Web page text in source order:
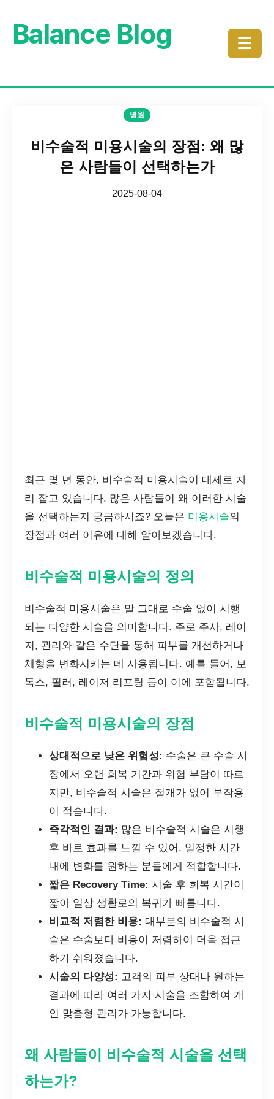
Balance Blog ☰
병원
비수술적 미용시술의 장점: 왜 많
은 사람들이 선택하는가
2025-08-04
최근 몇 년 동안, 비수술적 미용시술이 대세로 자
리 잡고 있습니다. 많은 사람들이 왜 이러한 시술
을 선택하는지 궁금하시죠? 오늘은 미용시술의
장점과 여러 이유에 대해 알아보겠습니다.
비수술적 미용시술의 정의
비수술적 미용시술은 말 그대로 수술 없이 시행
되는 다양한 시술을 의미합니다. 주로 주사, 레이
저, 관리와 같은 수단을 통해 피부를 개선하거나
체형을 변화시키는 데 사용됩니다. 예를 들어, 보
톡스, 필러, 레이저 리프팅 등이 이에 포함됩니다.
비수술적 미용시술의 장점
상대적으로 낮은 위험성: 수술은 큰 수술 시
장에서 오랜 회복 기간과 위험 부담이 따르
지만, 비수술적 시술은 절개가 없어 부작용
이 적습니다.
즉각적인 결과: 많은 비수술적 시술은 시행
후 바로 효과를 느낄 수 있어, 일정한 시간
내에 변화를 원하는 분들에게 적합합니다.
짧은 Recovery Time: 시술 후 회복 시간이
짧아 일상 생활로의 복귀가 빠릅니다.
비교적 저렴한 비용: 대부분의 비수술적 시
술은 수술보다 비용이 저렴하여 더욱 접근
하기 쉬워졌습니다.
시술의 다양성: 고객의 피부 상태나 원하는
결과에 따라 여러 가지 시술을 조합하여 개
인 맞춤형 관리가 가능합니다.
왜 사람들이 비수술적 시술을 선택
하는가?